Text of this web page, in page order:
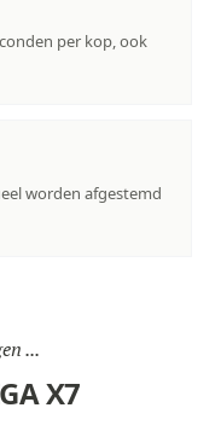
per kop, ook
worden afgestemd
...
X7